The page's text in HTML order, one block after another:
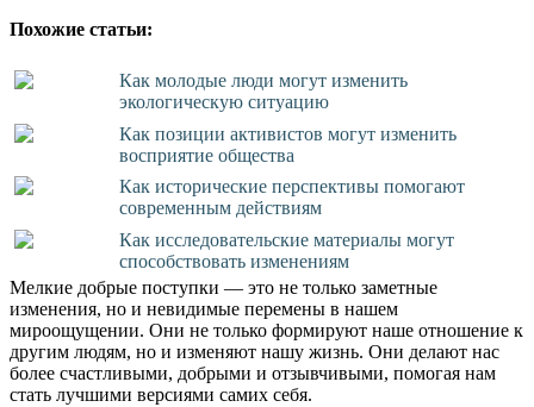
Похожие статьи:
Как молодые люди могут изменить
экологическую ситуацию
Как позиции активистов могут изменить
восприятие общества
Как исторические перспективы помогают
современным действиям
Как исследовательские материалы могут
способствовать изменениям
Мелкие добрые поступки — это не только заметные
изменения, но и невидимые перемены в нашем
мироощущении. Они не только формируют наше отношение к
другим людям, но и изменяют нашу жизнь. Они делают нас
более счастливыми, добрыми и отзывчивыми, помогая нам
стать лучшими версиями самих себя.